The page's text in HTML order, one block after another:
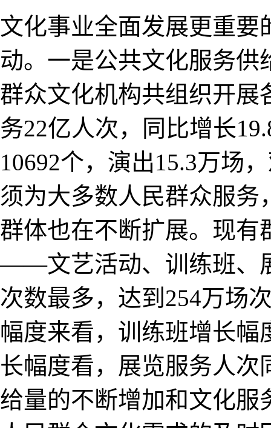
文化事业全面发展更重
动。一是公共文化服务供
群众文化机构共组织开展
务22亿人次，同比增长
10692个，演出15.3万场
须为大多数人民群众服
群体也在不断扩展。现有
——文艺活动、训练班、
次数最多，达到254万场
幅度来看，训练班增长幅
长幅度看，展览服务人次
给量的不断增加和文化服